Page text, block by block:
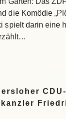
die Komödie
spielt darin eine